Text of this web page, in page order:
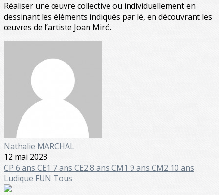
Réaliser une œuvre collective ou individuellement en
dessinant les éléments indiqués par lé, en découvrant les
œuvres de l’artiste Joan Miró.
Nathalie MARCHAL
12 mai 2023
CP 6 ans CE1 7 ans CE2 8 ans CM1 9 ans CM2 10 ans
Ludique FUN Tous